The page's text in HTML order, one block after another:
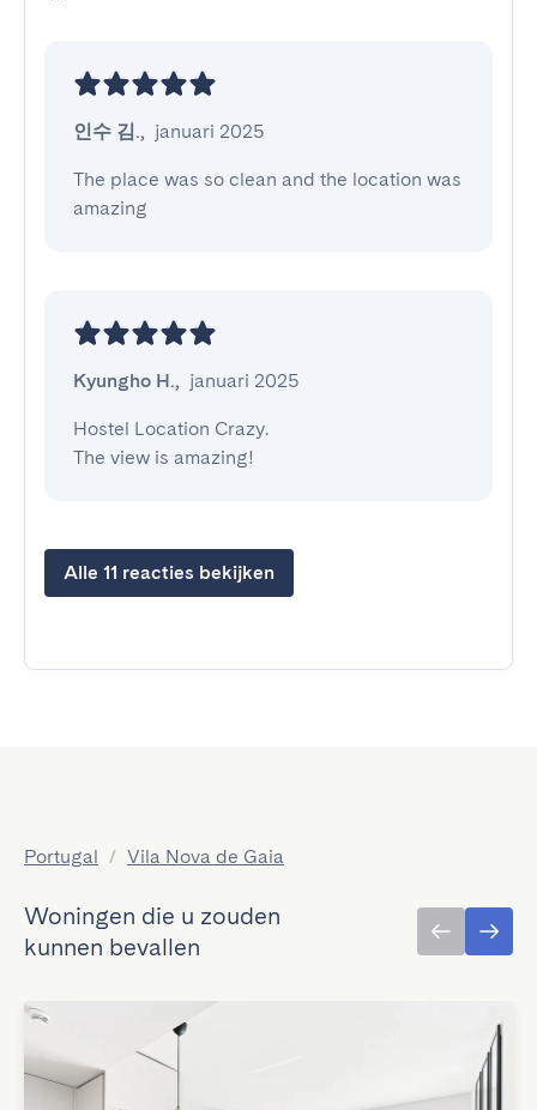
인수 김., januari 2025
The place was so clean and the location was
amazing
Kyungho H., januari 2025
Hostel Location Crazy.
The view is amazing!
Alle 11 reacties bekijken
Portugal / Vila Nova de Gaia
Woningen die u zouden
kunnen bevallen